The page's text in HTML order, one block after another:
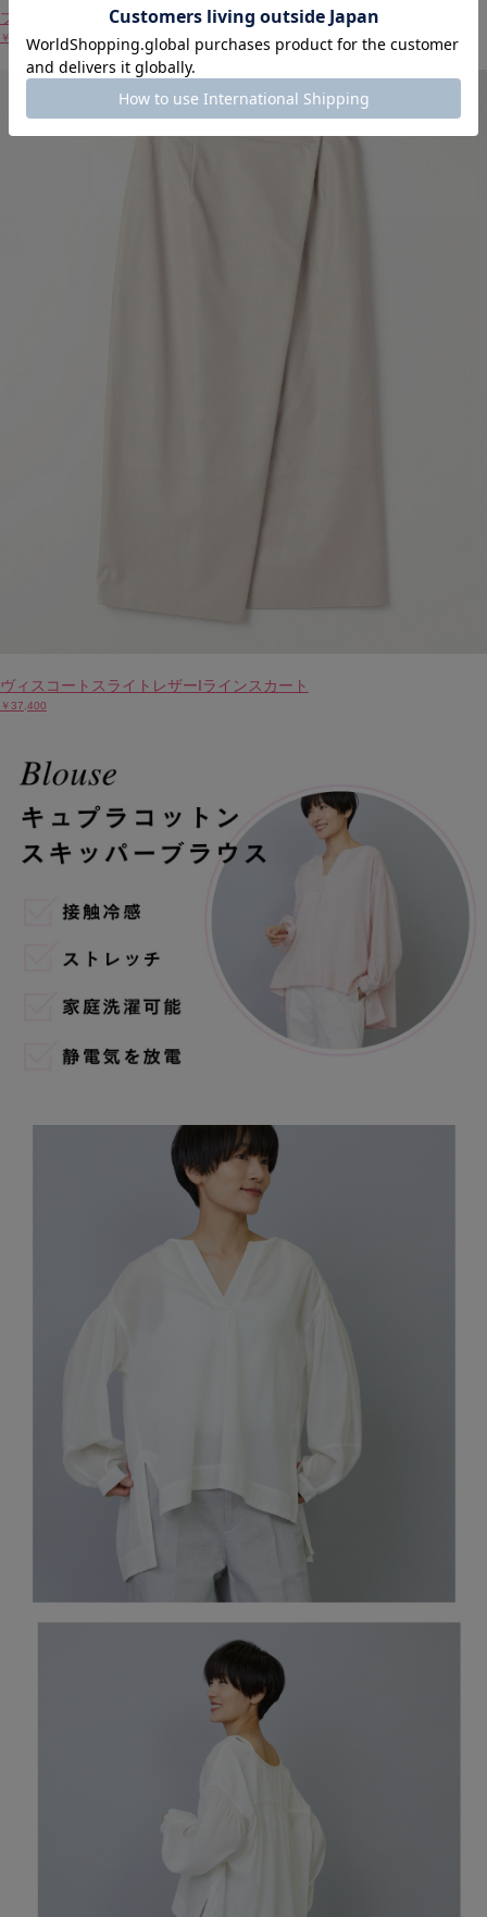
ブライトエアーストライプブラウス
￥40,700
ヴィスコートスライトレザーIラインスカート
￥37,400